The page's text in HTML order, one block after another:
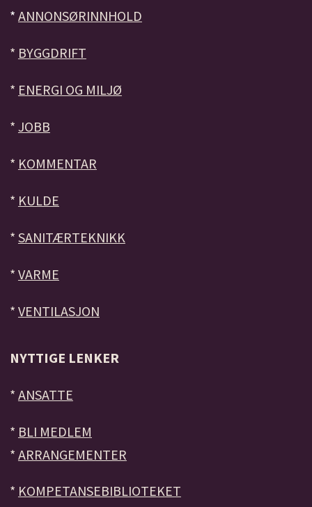
* ANNONSØRINNHOLD
* BYGGDRIFT
* ENERGI OG MILJØ
* JOBB
* KOMMENTAR
* KULDE
* SANITÆRTEKNIKK
* VARME
* VENTILASJON
NYTTIGE LENKER
* ANSATTE
* BLI MEDLEM
* ARRANGEMENTER
* KOMPETANSEBIBLIOTEKET